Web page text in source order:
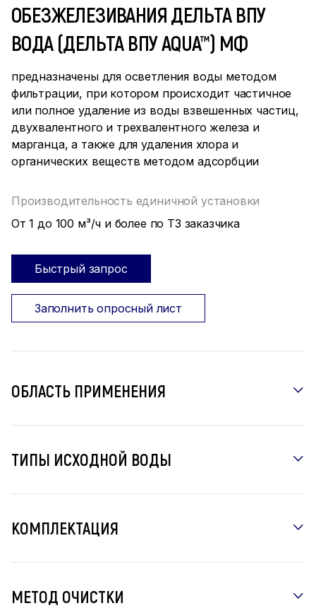
ОБЕЗЖЕЛЕЗИВАНИЯ ДЕЛЬТА ВПУ
ВОДА (ДЕЛЬТА ВПУ AQUA™) МФ
предназначены для осветления воды методом
фильтрации, при котором происходит частичное
или полное удаление из воды взвешенных частиц,
двухвалентного и трехвалентного железа и
марганца, а также для удаления хлора и
органических веществ методом адсорбции
Производительность единичной установки
От 1 до 100 м³/ч и более по ТЗ заказчика
Быстрый запрос
Заполнить опросный лист
ОБЛАСТЬ ПРИМЕНЕНИЯ
ТИПЫ ИСХОДНОЙ ВОДЫ
КОМПЛЕКТАЦИЯ
МЕТОД ОЧИСТКИ